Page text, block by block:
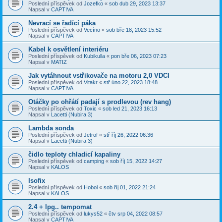
Poslední příspěvek od Jozefko « sob dub 29, 2023 13:37
Napsal v CAPTIVA
Nevrací se řadící páka
Poslední příspěvek od Vecíno « sob bře 18, 2023 15:52
Napsal v CAPTIVA
Kabel k osvětlení interiéru
Poslední příspěvek od Kubikulla « pon bře 06, 2023 07:23
Napsal v MATIZ
Jak vytáhnout vstřikovače na motoru 2,0 VDCI
Poslední příspěvek od Vitakr « stř úno 22, 2023 18:48
Napsal v CAPTIVA
Otáčky po ohřátí padají s prodlevou (rev hang)
Poslední příspěvek od Toxic « sob led 21, 2023 16:13
Napsal v Lacetti (Nubira 3)
Lambda sonda
Poslední příspěvek od Jetrof « stř říj 26, 2022 06:36
Napsal v Lacetti (Nubira 3)
čidlo teploty chladicí kapaliny
Poslední příspěvek od camping « sob říj 15, 2022 14:27
Napsal v KALOS
Isofix
Poslední příspěvek od Hobol « sob říj 01, 2022 21:24
Napsal v KALOS
2.4 + lpg.. tempomat
Poslední příspěvek od lukys52 « čtv srp 04, 2022 08:57
Napsal v CAPTIVA